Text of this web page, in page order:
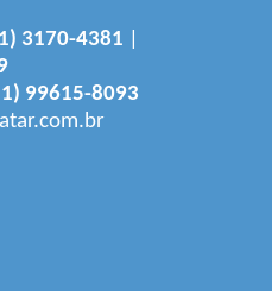
3170-4381
99615-8093